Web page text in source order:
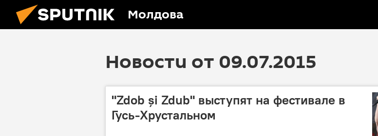
Молдова
Новости от 09.07.2015
"Zdob și Zdub" выступят на фестивале в
Гусь-Хрустальном